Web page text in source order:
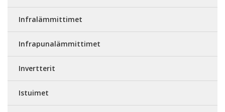
Infralämmittimet
Infrapunalämmittimet
Invertterit
Istuimet